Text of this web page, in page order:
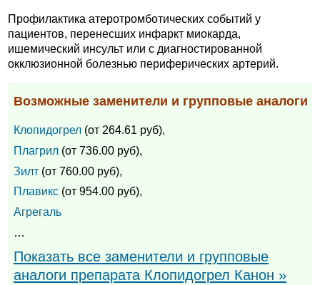
Профилактика атеротромботических событий у
пациентов, перенесших инфаркт миокарда,
ишемический инсульт или с диагностированной
окклюзионной болезнью периферических артерий.
Возможные заменители и групповые аналоги
Клопидогрел (от 264.61 руб),
Плагрил (от 736.00 руб),
Зилт (от 760.00 руб),
Плавикс (от 954.00 руб),
Агрегаль
…
Показать все заменители и групповые
аналоги препарата Клопидогрел Канон »